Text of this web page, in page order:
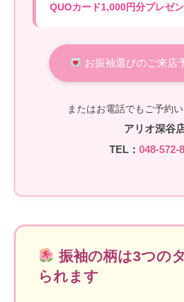
QUOカード1,000円分プレゼン
お振袖選びのご来店
またはお電話でもご予約
アリオ深谷
TEL： 048-572-
振袖の柄は3つの
られます